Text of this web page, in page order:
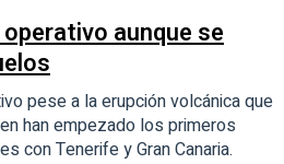
aunque se
pese a la erupción volcánica que
han empezado los primeros
con Tenerife y Gran Canaria.